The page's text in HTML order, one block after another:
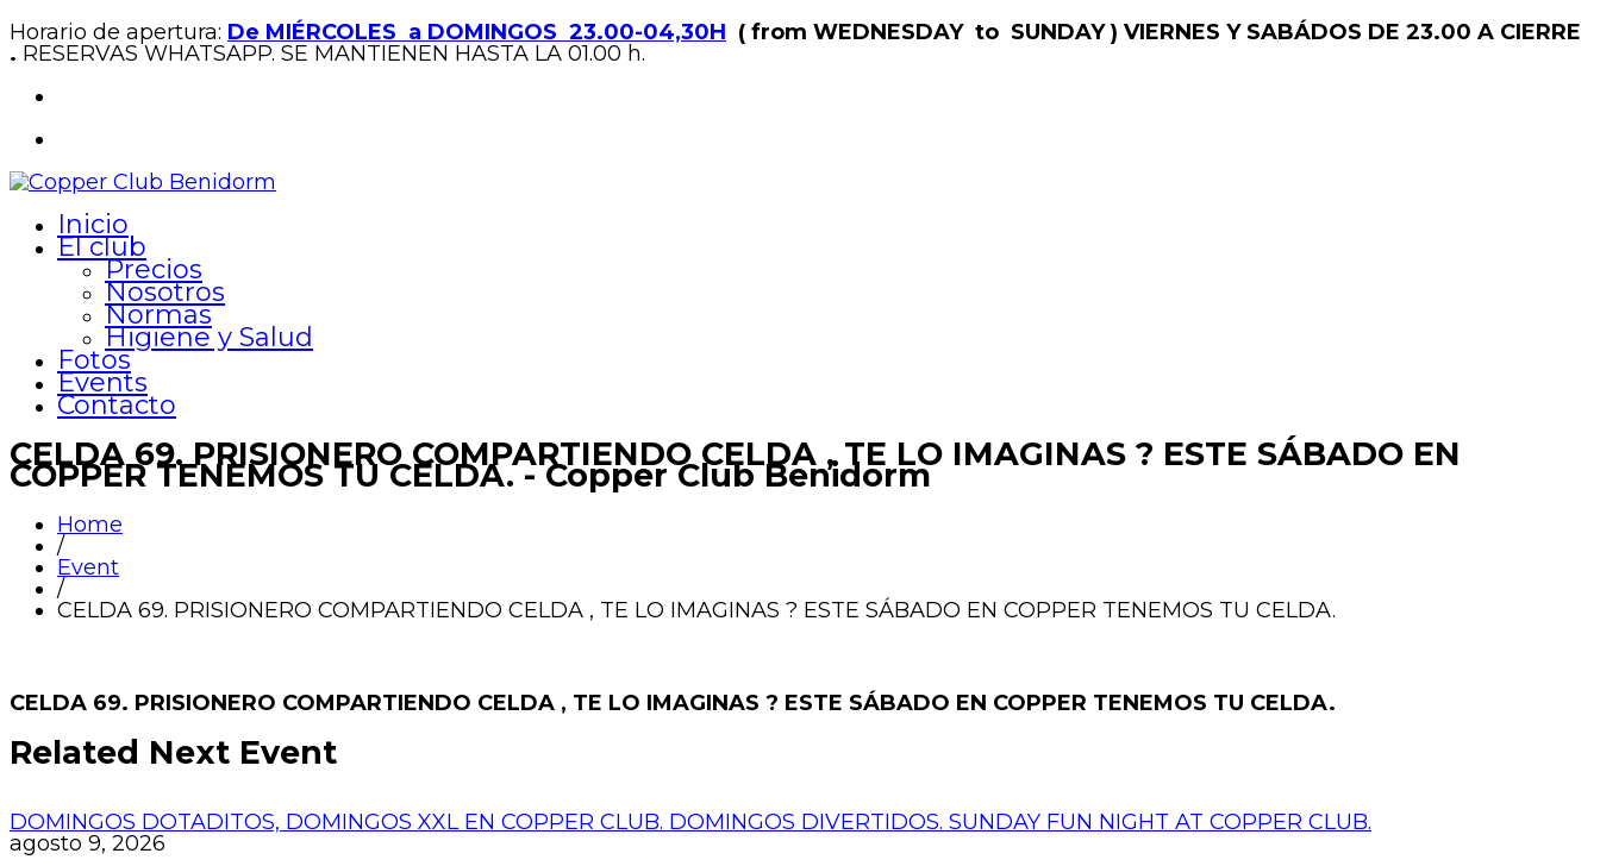
Horario de apertura: De MIÉRCOLES a DOMINGOS 23.00-04,30H ( from WEDNESDAY to SUNDAY ) VIERNES Y SABÁDOS DE 23.00 A CIERRE
. RESERVAS WHATSAPP. SE MANTIENEN HASTA LA 01.00 h.
Inicio
El club
Precios
Nosotros
Normas
Higiene y Salud
Fotos
Events
Contacto
CELDA 69. PRISIONERO COMPARTIENDO CELDA , TE LO IMAGINAS ? ESTE SÁBADO EN
COPPER TENEMOS TU CELDA. - Copper Club Benidorm
Home
/
Event
/
CELDA 69. PRISIONERO COMPARTIENDO CELDA , TE LO IMAGINAS ? ESTE SÁBADO EN COPPER TENEMOS TU CELDA.
CELDA 69. PRISIONERO COMPARTIENDO CELDA , TE LO IMAGINAS ? ESTE SÁBADO EN COPPER TENEMOS TU CELDA.
Related Next Event
DOMINGOS DOTADITOS, DOMINGOS XXL EN COPPER CLUB. DOMINGOS DIVERTIDOS. SUNDAY FUN NIGHT AT COPPER CLUB.
agosto 9, 2026